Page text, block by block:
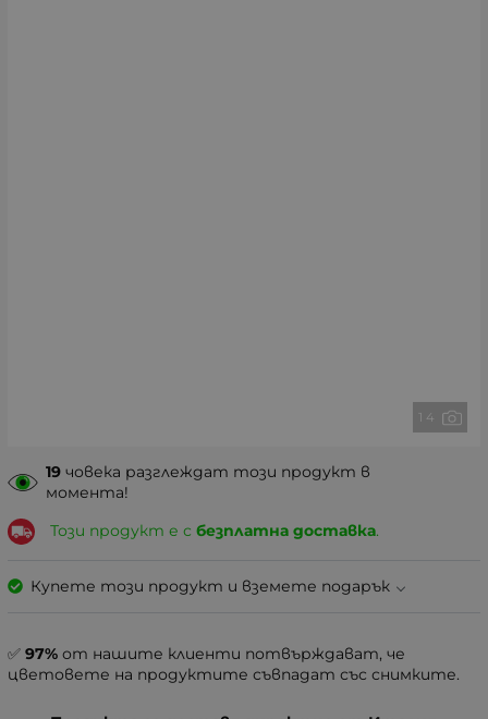
1 4
19 човека разглеждат този продукт в
момента!
Този продукт е с безплатна доставка.
Купете този продукт и вземете подарък
✅ 97% от нашите клиенти потвърждават, че
цветовете на продуктите съвпадат със снимките.